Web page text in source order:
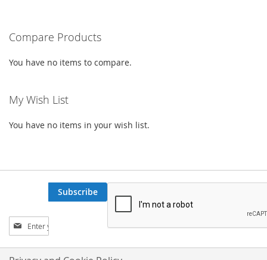
LIST
Compare Products
You have no items to compare.
My Wish List
You have no items in your wish list.
Sign
Up
for
Our
Subscribe